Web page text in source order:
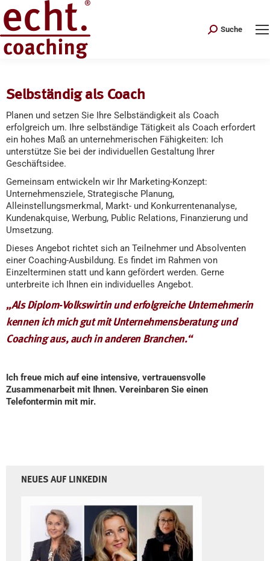
Search:
Suche
Selbständig als Coach
Planen und setzen Sie Ihre Selbständigkeit als Coach
erfolgreich um. Ihre selbständige Tätigkeit als Coach erfordert
ein hohes Maß an unternehmerischen Fähigkeiten: Ich
unterstütze Sie bei der individuellen Gestaltung Ihrer
Geschäftsidee.
Gemeinsam entwickeln wir Ihr Marketing-Konzept:
Unternehmensziele, Strategische Planung,
Alleinstellungsmerkmal, Markt- und Konkurrentenanalyse,
Kundenakquise, Werbung, Public Relations, Finanzierung und
Umsetzung.
Dieses Angebot richtet sich an Teilnehmer und Absolventen
einer Coaching-Ausbildung. Es findet im Rahmen von
Einzelterminen statt und kann gefördert werden. Gerne
unterbreite ich Ihnen ein individuelles Angebot.
„Als Diplom-Volkswirtin und erfolgreiche Unternehmerin
kennen ich mich gut mit Unternehmensberatung und
Coaching aus, auch in anderen Branchen.“
Ich freue mich auf eine intensive, vertrauensvolle
Zusammenarbeit mit Ihnen. Vereinbaren Sie einen
Telefontermin mit mir.
NEUES AUF LINKEDIN